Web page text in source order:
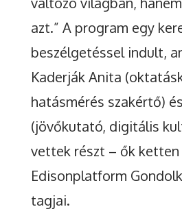
azt.” A program egy
beszélgetéssel indult,
Kaderják Anita
hatásmérés szakértő)
(jövőkutató, digitális
vettek részt – ők ketten
Edisonplatform
tagjai.